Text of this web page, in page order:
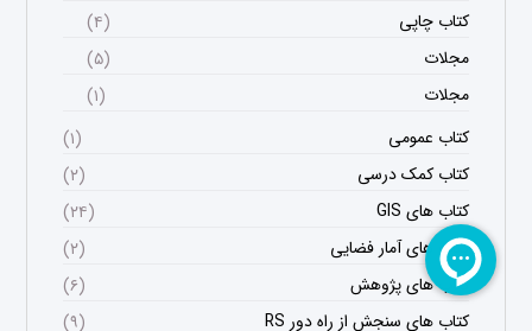
کتاب چاپی
(۴)
مجلات
(۵)
مجلات
(۱)
کتاب عمومی
(۱)
کتاب کمک درسی
(۲)
کتاب های GIS
(۲۴)
کتاب های آمار فضایی
(۲)
کتاب های پژوهش
(۶)
کتاب های سنجش از راه دور RS
(۹)